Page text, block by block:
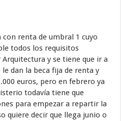
renta de umbral 1 cuyo
todos los requisitos
y se tiene que ir a
dan la beca fija de renta y
euros, pero en febrero ya
todavía tiene que
para empezar a repartir la
quiere decir que llega junio o